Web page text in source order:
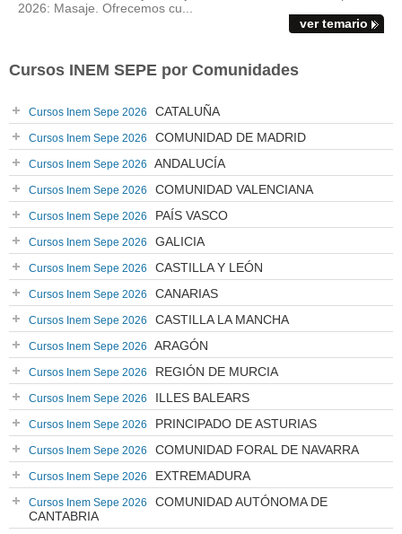
2026: Masaje. Ofrecemos cu...
ver temario
Cursos INEM SEPE por Comunidades
Cursos Inem Sepe 2026 CATALUÑA
Cursos Inem Sepe 2026 COMUNIDAD DE MADRID
Cursos Inem Sepe 2026 ANDALUCÍA
Cursos Inem Sepe 2026 COMUNIDAD VALENCIANA
Cursos Inem Sepe 2026 PAÍS VASCO
Cursos Inem Sepe 2026 GALICIA
Cursos Inem Sepe 2026 CASTILLA Y LEÓN
Cursos Inem Sepe 2026 CANARIAS
Cursos Inem Sepe 2026 CASTILLA LA MANCHA
Cursos Inem Sepe 2026 ARAGÓN
Cursos Inem Sepe 2026 REGIÓN DE MURCIA
Cursos Inem Sepe 2026 ILLES BALEARS
Cursos Inem Sepe 2026 PRINCIPADO DE ASTURIAS
Cursos Inem Sepe 2026 COMUNIDAD FORAL DE NAVARRA
Cursos Inem Sepe 2026 EXTREMADURA
Cursos Inem Sepe 2026
COMUNIDAD AUTÓNOMA DE
CANTABRIA